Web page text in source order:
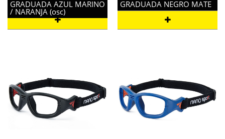
GRADUADA AZUL MARINO
/ NARANJA (osc)
GRADUADA NEGRO MATE